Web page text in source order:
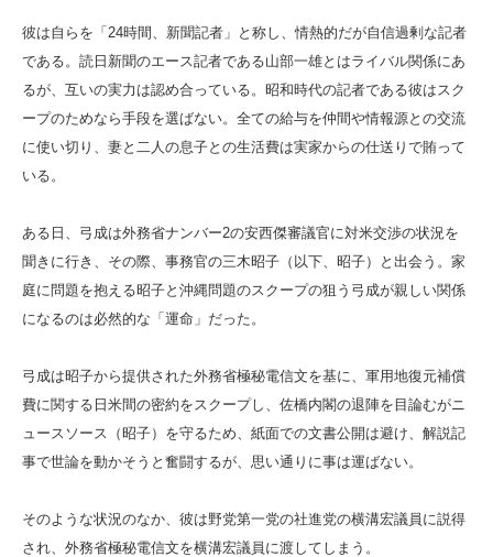
彼は自らを「24時間、新聞記者」と称し、情熱的だが自信過剰な記者
である。読日新聞のエース記者である山部一雄とはライバル関係にあ
るが、互いの実力は認め合っている。昭和時代の記者である彼はスク
ープのためなら手段を選ばない。全ての給与を仲間や情報源との交流
に使い切り、妻と二人の息子との生活費は実家からの仕送りで賄って
いる。
ある日、弓成は外務省ナンバー2の安西傑審議官に対米交渉の状況を
聞きに行き、その際、事務官の三木昭子（以下、昭子）と出会う。家
庭に問題を抱える昭子と沖縄問題のスクープの狙う弓成が親しい関係
になるのは必然的な「運命」だった。
弓成は昭子から提供された外務省極秘電信文を基に、軍用地復元補償
費に関する日米間の密約をスクープし、佐橋内閣の退陣を目論むがニ
ュースソース（昭子）を守るため、紙面での文書公開は避け、解説記
事で世論を動かそうと奮闘するが、思い通りに事は運ばない。
そのような状況のなか、彼は野党第一党の社進党の横溝宏議員に説得
され、外務省極秘電信文を横溝宏議員に渡してしまう。